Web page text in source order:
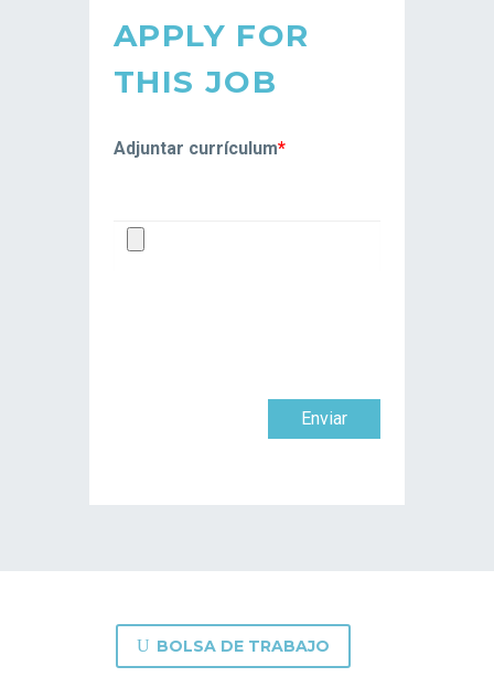
APPLY FOR
THIS JOB
Adjuntar currículum*
Enviar
U BOLSA DE TRABAJO